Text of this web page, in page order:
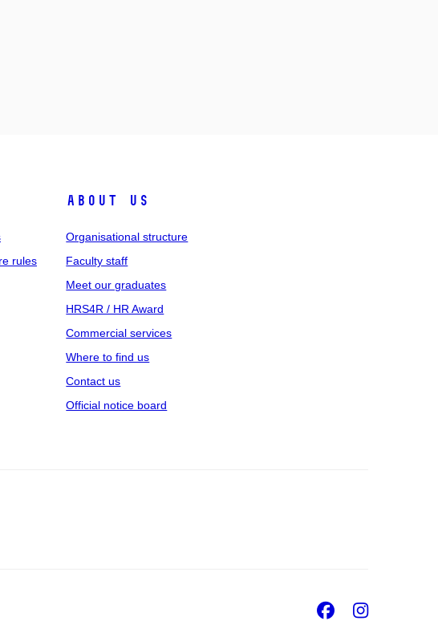
rules
About us
Organisational structure
Faculty staff
Meet our graduates
HRS4R / HR Award
Commercial services
Where to find us
Contact us
Official notice board
Facebook